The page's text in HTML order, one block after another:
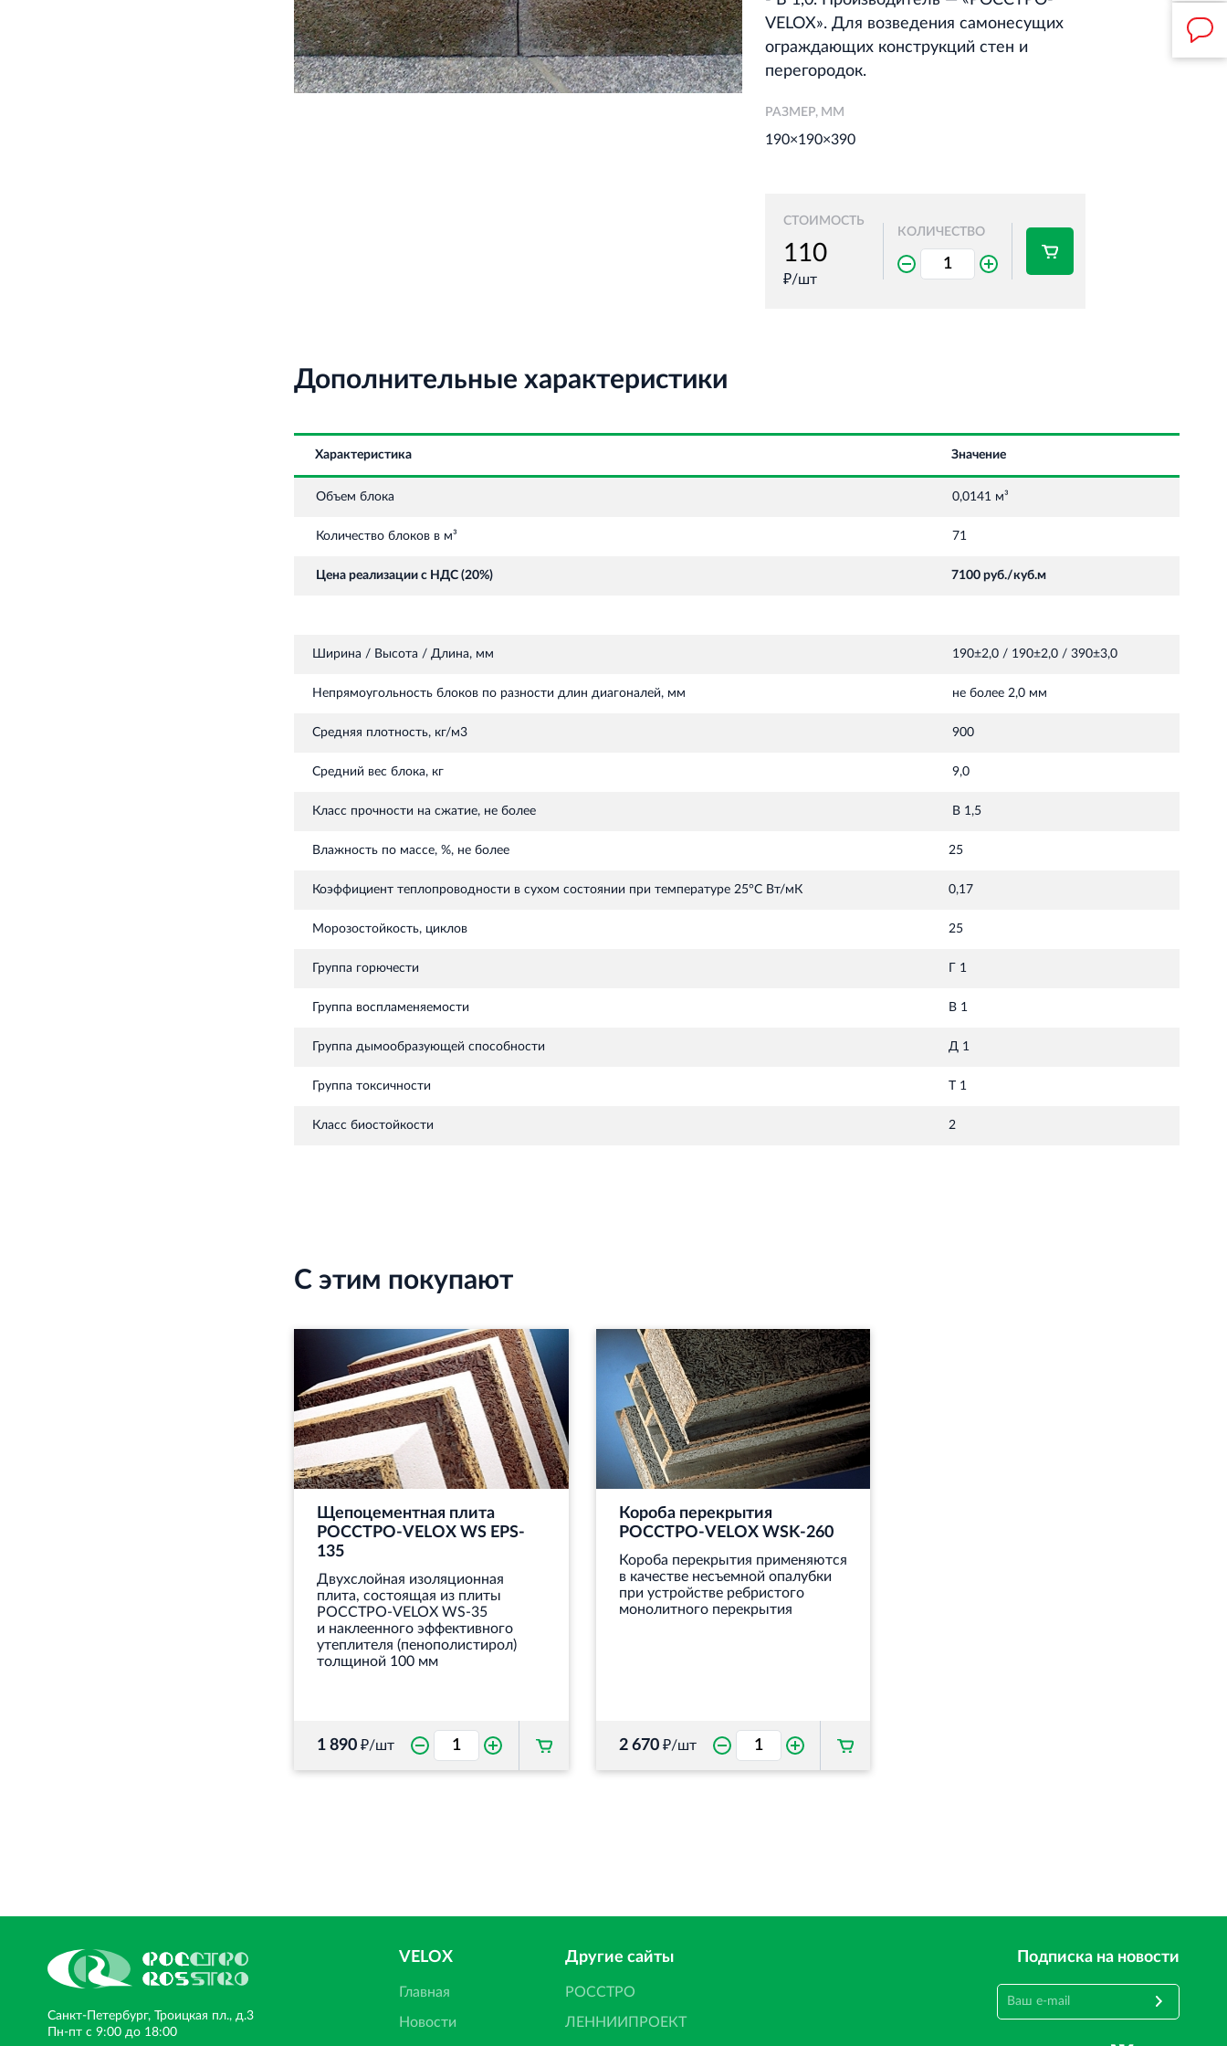
VELOX». Для возведения самонесущих
ограждающих конструкций стен и
перегородок.
РАЗМЕР, ММ
190×190×390
СТОИМОСТЬ
₽/шт
КОЛИЧЕСТВО
Дополнительные характеристики
Характеристика Значение
Объем блока 0,0141 м³
Количество блоков в м³ 71
Цена реализации с НДС (20%) 7100 руб./куб.м
Ширина / Высота / Длина, мм 190±2,0 / 190±2,0 / 390±3,0
Непрямоугольность блоков по разности длин диагоналей, мм не более 2,0 мм
Средняя плотность, кг/м3 900
Средний вес блока, кг 9,0
Класс прочности на сжатие, не более В 1,5
Влажность по массе, %, не более 25
Коэффициент теплопроводности в сухом состоянии при температуре 25°С Вт/мК 0,17
Морозостойкость, циклов 25
Группа горючести Г 1
Группа воспламеняемости В 1
Группа дымообразующей способности Д 1
Группа токсичности Т 1
Класс биостойкости 2
С этим покупают
Щепоцементная плита
РОССТРО-VELOX WS EPS-
135
Двухслойная изоляционная
плита, состоящая из плиты
РОССТРО-VELOX WS‐35
и наклеенного эффективного
утеплителя (пенополистирол)
толщиной 100 мм
1 890 ₽/шт
Короба перекрытия
РОССТРО-VELOX WSK-260
Короба перекрытия применяются
в качестве несъемной опалубки
при устройстве ребристого
монолитного перекрытия
2 670₽/шт
Санкт‐Петербург, Троицкая пл., д.3
Пн‐пт с 9:00 до 18:00
VELOX
Главная
Новости
Другие сайты
РОССТРО
ЛЕННИИПРОЕКТ
Подписка на новости